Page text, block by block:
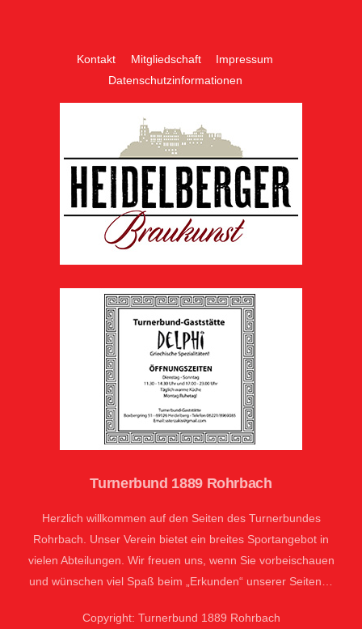
Kontakt Mitgliedschaft
Impressum
Datenschutzinformationen
Turnerbund 1889 Rohrbach
Herzlich willkommen auf den Seiten des Turnerbundes
Rohrbach. Unser Verein bietet ein breites Sportangebot in
vielen Abteilungen. Wir freuen uns, wenn Sie vorbeischauen
und wünschen viel Spaß beim „Erkunden“ unserer Seiten…
Copyright: Turnerbund 1889 Rohrbach